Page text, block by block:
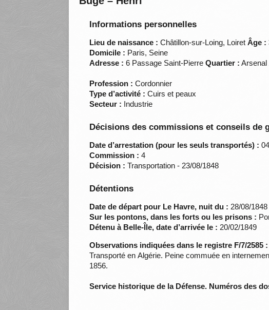
Informations personnelles
Lieu de naissance : Châtillon-sur-Loing, Loiret Âge :
Domicile : Paris, Seine
Adresse : 6 Passage Saint-PierreQuartier : Arsenal
Profession : Cordonnier
Type d’activité : Cuirs et peaux
Secteur : Industrie
Décisions des commissions et conseils de
Date d’arrestation (pour les seuls transportés) :
Commission : 4
Décision : Transportation - 23/08/1848
Détentions
Date de départ pour Le Havre, nuit du : 28/08/1848
Sur les pontons, dans les forts ou les prisons :
Détenu à Belle-Île, date d’arrivée le : 20/02/1849
Observations indiquées dans le registre F/7/2585 :
Transporté en Algérie. Peine commuée en
1856.
Service historique de la Défense. Numéros des